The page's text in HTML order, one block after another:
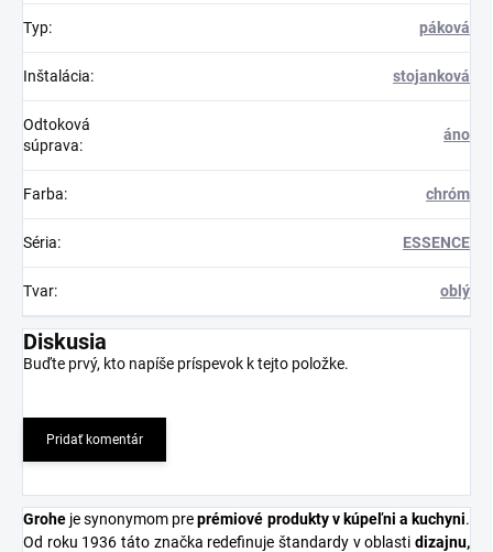
Typ: páková
Inštalácia: stojanková
Odtoková
súprava:
áno
Farba: chróm
Séria: ESSENCE
Tvar: oblý
Diskusia
Buďte prvý, kto napíše príspevok k tejto položke.
Pridať komentár
Grohe je synonymom preprémiové produkty v kúpeľni a kuchyni.
Od roku 1936 táto značka redefinuje štandardy v oblasti dizajnu,